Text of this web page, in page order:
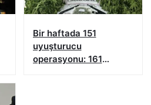
Bir haftada 151
uyuşturucu
operasyonu: 161